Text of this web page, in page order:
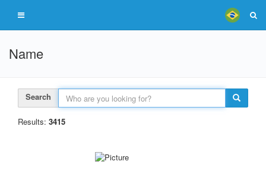
Name
Search
Results: 3415